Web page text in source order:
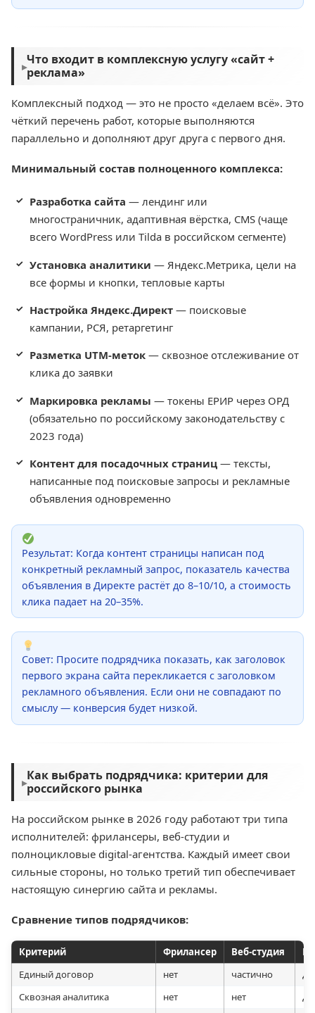
▸Что входит в комплексную услугу «сайт +
реклама»
Комплексный подход — это не просто «делаем всё». Это
чёткий перечень работ, которые выполняются
параллельно и дополняют друг друга с первого дня.
Минимальный состав полноценного комплекса:
Разработка сайта — лендинг или
многостраничник, адаптивная вёрстка, CMS (чаще
всего WordPress или Tilda в российском сегменте)
Установка аналитики — Яндекс.Метрика, цели на
все формы и кнопки, тепловые карты
Настройка Яндекс.Директ— поисковые
кампании, РСЯ, ретаргетинг
Разметка UTM-меток— сквозное отслеживание от
клика до заявки
Маркировка рекламы — токены ЕРИР через ОРД
(обязательно по российскому законодательству с
2023 года)
Контент для посадочных страниц— тексты,
написанные под поисковые запросы и рекламные
объявления одновременно
Результат: Когда контент страницы написан под
конкретный рекламный запрос, показатель качества
объявления в Директе растёт до 8–10/10, а стоимость
клика падает на 20–35%.
Совет: Просите подрядчика показать, как заголовок
первого экрана сайта перекликается с заголовком
рекламного объявления. Если они не совпадают по
смыслу — конверсия будет низкой.
▸Как выбрать подрядчика: критерии для
российского рынка
На российском рынке в 2026 году работают три типа
исполнителей: фрилансеры, веб-студии и
полноцикловые digital-агентства. Каждый имеет свои
сильные стороны, но только третий тип обеспечивает
настоящую синергию сайта и рекламы.
Сравнение типов подрядчиков:
Критерий Фрилансер Веб-студия
Единый договор
нет частично
да
Сквозная аналитика
нет нет да